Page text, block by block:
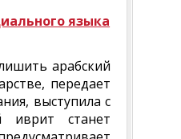
языка
арабский
передает
выступила с
иврит станет